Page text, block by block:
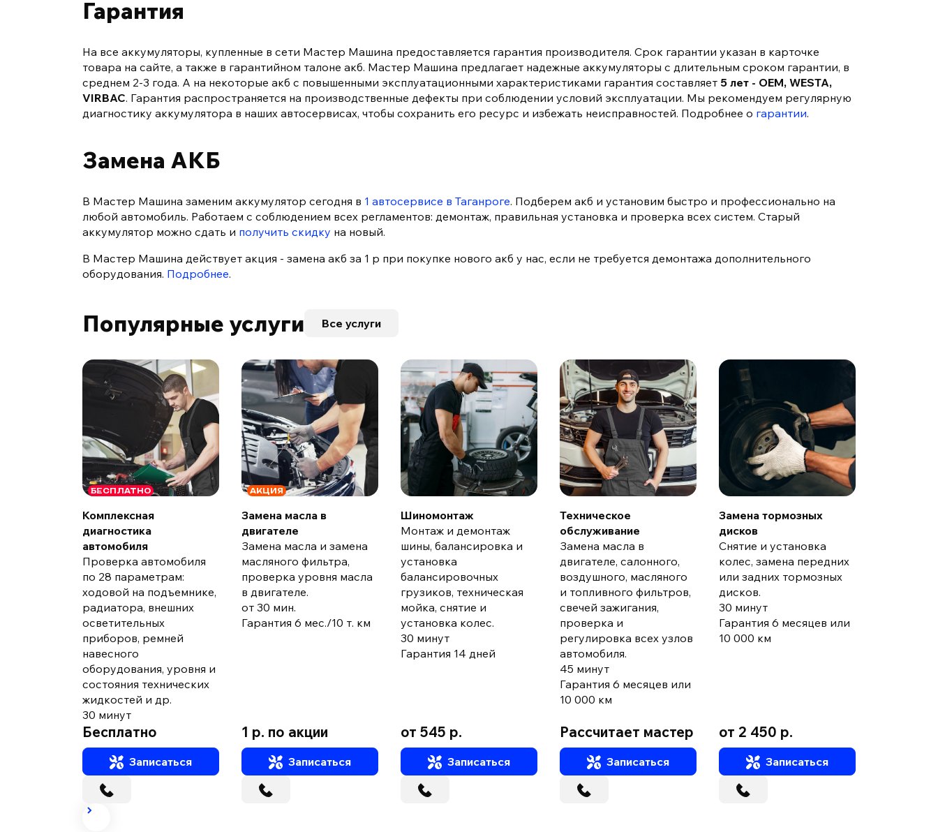
Гарантия
На все аккумуляторы, купленные в сети Мастер Машина предоставляется гарантия производителя. Срок гарантии указан в карточке
товара на сайте, а также в гарантийном талоне акб. Мастер Машина предлагает надежные аккумуляторы с длительным сроком гарантии, в
среднем 2-3 года. А на некоторые акб с повышенными эксплуатационными характеристиками гарантия составляет 5 лет - OEM, WESTA,
VIRBAC. Гарантия распространяется на производственные дефекты при соблюдении условий эксплуатации. Мы рекомендуем регулярную
диагностику аккумулятора в наших автосервисах, чтобы сохранить его ресурс и избежать неисправностей. Подробнее о гарантии.
Замена АКБ
В Мастер Машина заменим аккумулятор сегодня в 1 автосервисе в Таганроге. Подберем акб и установим быстро и профессионально на
любой автомобиль. Работаем с соблюдением всех регламентов: демонтаж, правильная установка и проверка всех систем. Старый
аккумулятор можно сдать и получить скидку на новый.
В Мастер Машина действует акция - замена акб за 1 р при покупке нового акб у нас, если не требуется демонтажа дополнительного
оборудования. Подробнее.
Популярные услуги Все услуги
БЕСПЛАТНО
Комплексная
диагностика
автомобиля
Проверка автомобиля
по 28 параметрам:
ходовой на подъемнике,
радиатора, внешних
осветительных
приборов, ремней
навесного
оборудования, уровня и
состояния технических
жидкостей и др.
30 минут
Бесплатно
Записаться
АКЦИЯ
Замена масла в
двигателе
Замена масла и замена
масляного фильтра,
проверка уровня масла
в двигателе.
от 30 мин.
Гарантия 6 мес./10 т. км
1 р. по акции
Записаться
Шиномонтаж
Монтаж и демонтаж
шины, балансировка и
установка
балансировочных
грузиков, техническая
мойка, снятие и
установка колес.
30 минут
Гарантия 14 дней
от 545 р.
Записаться
Техническое
обслуживание
Замена масла в
двигателе, салонного,
воздушного, масляного
и топливного фильтров,
свечей зажигания,
проверка и
регулировка всех узлов
автомобиля.
45 минут
Гарантия 6 месяцев или
10 000 км
Рассчитает мастер
Записаться
Замена тормозных
дисков
Снятие и установка
колес, замена передних
или задних тормозных
дисков.
30 минут
Гарантия 6 месяцев или
10 000 км
от 2 450 р.
Записаться